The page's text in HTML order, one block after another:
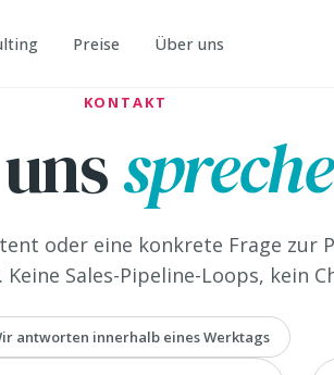
Preise Über uns
KONTAKT
oder eine konkrete Frage zur
Sales-Pipeline-Loops, kein
antworten innerhalb eines Werktags